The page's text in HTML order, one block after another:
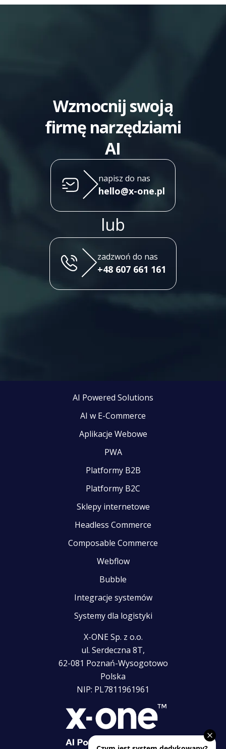
Wzmocnij swoją
firmę narzędziami
AI
napisz do nas
hello@x-one.pl
lub
zadzwoń do nas
+48 607 661 161
AI Powered Solutions
AI w E-Commerce
Aplikacje Webowe
PWA
Platformy B2B
Platformy B2C
Sklepy internetowe
Headless Commerce
Composable Commerce
Webflow
Bubble
Integracje systemów
Systemy dla logistyki
X-ONE Sp. z o.o.
ul. Serdeczna 8T,
62-081 Poznań-Wysogotowo
Polska
NIP: PL7811961961